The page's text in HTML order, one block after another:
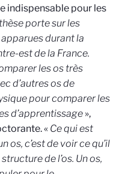
indispensable pour les
porte sur les
durant la
est de la France.
les os très
d’autres os de
pour comparer les
d’apprentissage »,
« Ce qui est
os, c’est de voir ce qu’il
de l’os. Un os,